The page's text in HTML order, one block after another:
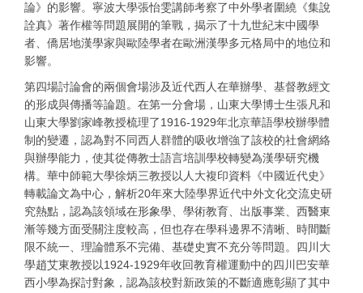
論》的影響。寧波大學張怡雯講師考察了中外學者圍繞《集說
詮真》著作權等問題展開的筆戰，揭示了十九世紀末中國學
者、僑居地漢學家與歐陸學者在歐洲漢學多元格局中的地位和
影響。
第四場討論會的兩個會場涉及近代西人在華辦學、基督教經文
的形成與傳播等論題。在第一分會場，山東大學博士生張凡和
山東大學劉家峰教授梳理了1916-1929年北京華語學校辦學體
制的變遷，認為對不同西人群體的吸收增強了該校的社會網絡
與辦學能力，使其從傳教士語言培訓學校轉變為漢學研究機
構。華中師範大學徐炳三教授以人大複印資料《中國近代史》
轉載論文為中心，解析20年來大陸學界近代中外文化交流史研
究熱點，認為該領域在形象學、學術教育、出版事業、西醫東
漸等幾方面受關注度較高，但也存在學科邊界不清晰、時間斷
限不統一、理論體系不完備、基礎史實不充分等問題。四川大
學趙艾東教授以1924-1929年收回教育權運動中的四川巴安華
西小學為探討對象，認為該校對新政策的不斷適應彰顯了其中